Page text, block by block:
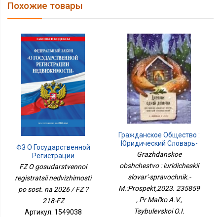
Похожие товары
ФЗ О Государственной
Регистрации
Недвижимости По Сост.
На 2026 / ФЗ № 218-ФЗ
FZ O gosudarstvennoi
registratsii nedvizhimosti
po sost. na 2026 / FZ ?
218-FZ
Артикул: 1549038
Гражданское Общество :
Юридический Словарь-
Справочник.-
М.:Проспект,2023.
235859
Grazhdanskoe
obshchestvo : iuridicheskii
slovar'-spravochnik.-
M.:Prospekt,2023. 235859
, Pr Mal'ko A.V.,
Tsybulevskoi O.I.